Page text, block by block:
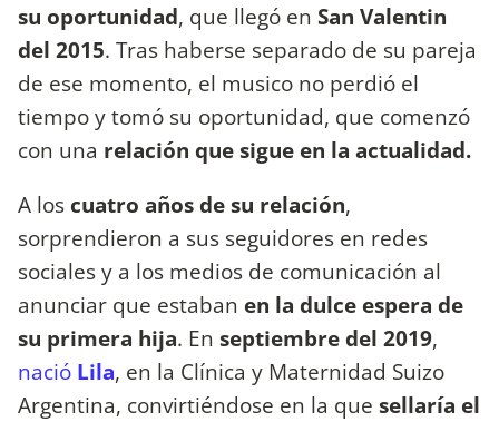
su oportunidad, que llegó en San Valentin
del 2015. Tras haberse separado de su pareja
de ese momento, el musico no perdió el
tiempo y tomó su oportunidad, que comenzó
con una relación que sigue en la actualidad.
A los cuatro años de su relación,
sorprendieron a sus seguidores en redes
sociales y a los medios de comunicación al
anunciar que estaban en la dulce espera de
su primera hija. En septiembre del 2019,
nació Lila, en la Clínica y Maternidad Suizo
Argentina, convirtiéndose en la que sellaría el